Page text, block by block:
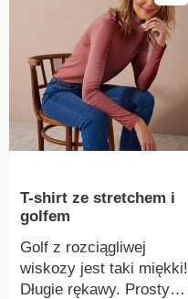
T-shirt ze stretchem i
golfem
Golf z rozciągliwej
wiskozy jest taki miękki!
Długie rękawy. Prosty